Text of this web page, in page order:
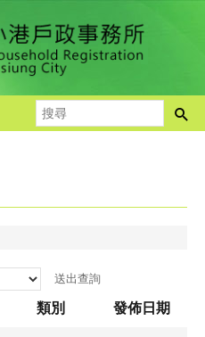
尋
類別 發佈日期